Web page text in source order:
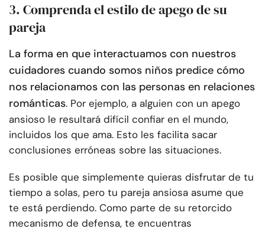
3. Comprenda el estilo de apego de su
pareja
La forma en que interactuamos con nuestros
cuidadores cuando somos niños predice cómo
nos relacionamos con las personas en relaciones
románticas. Por ejemplo, a alguien con un apego
ansioso le resultará difícil confiar en el mundo,
incluidos los que ama. Esto les facilita sacar
conclusiones erróneas sobre las situaciones.
Es posible que simplemente quieras disfrutar de tu
tiempo a solas, pero tu pareja ansiosa asume que
te está perdiendo. Como parte de su retorcido
mecanismo de defensa, te encuentras